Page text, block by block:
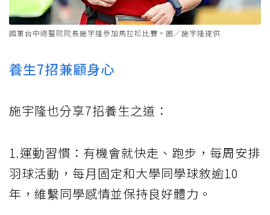
國軍台中總醫院院長施宇隆參加馬拉松比賽。圖／施宇隆提供
養生7招兼顧身心
施宇隆也分享7招養生之道：
1.運動習慣：有機會就快走、跑步，每周安排
羽球活動，每月固定和大學同學球敘逾10
年，維繫同學感情並保持良好體力。